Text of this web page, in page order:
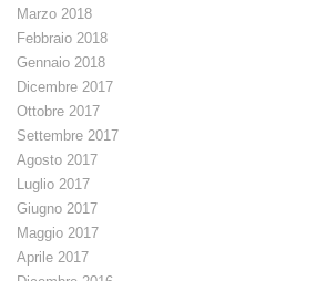
Marzo 2018
Febbraio 2018
Gennaio 2018
Dicembre 2017
Ottobre 2017
Settembre 2017
Agosto 2017
Luglio 2017
Giugno 2017
Maggio 2017
Aprile 2017